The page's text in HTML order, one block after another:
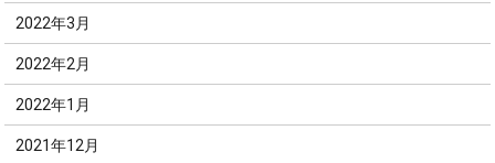
2022年3月
2022年2月
2022年1月
2021年12月